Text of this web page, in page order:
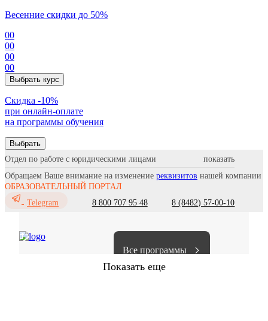
Весенние скидки до 50%
00
00
00
00
Выбрать курс
Cкидка -10%
при онлайн-оплате
на программы обучения
Выбрать
Отдел по работе с юридическими лицами
Обращаем Ваше внимание на изменение реквизитов нашей компании
ОБРАЗОВАТЕЛЬНЫЙ ПОРТАЛ
Telegram
8 800 707 95 48 8 (8482) 57-00-10
Все программы
Показать еще